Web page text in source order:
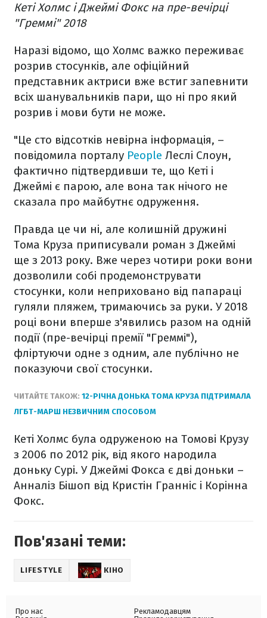
Кеті Холмс і Джеймі Фокс на пре-вечірці
"Греммі" 2018
Наразі відомо, що Холмс важко переживає
розрив стосунків, але офіційний
представник актриси вже встиг запевнити
всіх шанувальників пари, що ні про який
розрив і мови бути не може.
"Це сто відсотків невірна інформація, –
повідомила порталу People Леслі Слоун,
фактично підтвердивши те, що Кеті і
Джеймі є парою, але вона так нічого не
сказала про майбутнє одруження.
Правда це чи ні, але колишній дружині
Тома Круза приписували роман з Джеймі
ще з 2013 року. Вже через чотири роки вони
дозволили собі продемонструвати
стосунки, коли неприховано від папараці
гуляли пляжем, тримаючись за руки. У 2018
році вони вперше з'явились разом на одній
події (пре-вечірці премії "Греммі"),
фліртуючи одне з одним, але публічно не
показуючи свої стосунки.
ЧИТАЙТЕ ТАКОЖ: 12-РІЧНА ДОНЬКА ТОМА КРУЗА ПІДТРИМАЛА
ЛГБТ-МАРШ НЕЗВИЧНИМ СПОСОБОМ
Кеті Холмс була одруженою на Томові Крузу
з 2006 по 2012 рік, від якого народила
доньку Сурі. У Джеймі Фокса є дві доньки –
Анналіз Бішоп від Кристін Гранніс і Корінна
Фокс.
Пов'язані теми:
LIFESTYLE КІНО
Про нас
Рекламодавцям